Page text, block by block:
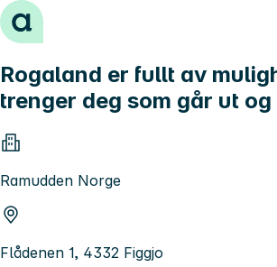
Hopp til innhold
Rogaland er fullt av
trenger deg som går ut og
Ramudden Norge
Flådenen 1, 4332 Figgjo